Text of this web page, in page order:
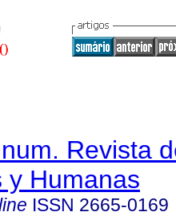
Revista
y Humanas
ISSN 2665-0169